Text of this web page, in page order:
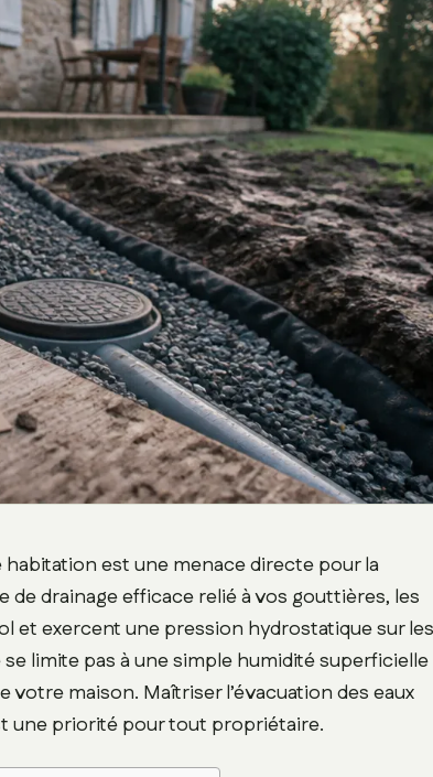
habitation est une menace directe pour la
de drainage efficace relié à vos gouttières, les
et exercent une pression hydrostatique sur les
limite pas à une simple humidité superficielle
votre maison. Maîtriser l’évacuation des eaux
une priorité pour tout propriétaire.